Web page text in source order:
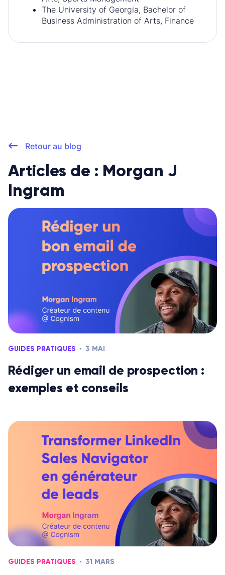
The University of Georgia, Bachelor of
Business Administration of Arts, Finance
Retour au blog
Articles de : Morgan J
Ingram
GUIDES PRATIQUES 3 MAI
Rédiger un email de prospection :
exemples et conseils
GUIDES PRATIQUES 31 MARS